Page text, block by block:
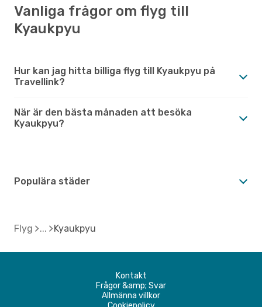
Vanliga frågor om flyg till
Kyaukpyu
Hur kan jag hitta billiga flyg till Kyaukpyu på
Travellink?
När är den bästa månaden att besöka
Kyaukpyu?
Populära städer
Flyg Kyaukpyu
Kontakt
Frågor &amp; Svar
Allmänna villkor